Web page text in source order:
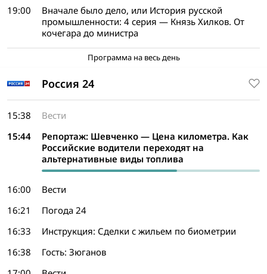
19:00
Вначале было дело, или История русской
промышленности: 4 серия — Князь Хилков. От
кочегара до министра
Программа на весь день
Россия 24
15:38
Вести
15:44
Репортаж: Шевченко — Цена километра. Как
Российские водители переходят на
альтернативные виды топлива
16:00
Вести
16:21
Погода 24
16:33
Инструкция: Сделки с жильем по биометрии
16:38
Гость: Зюганов